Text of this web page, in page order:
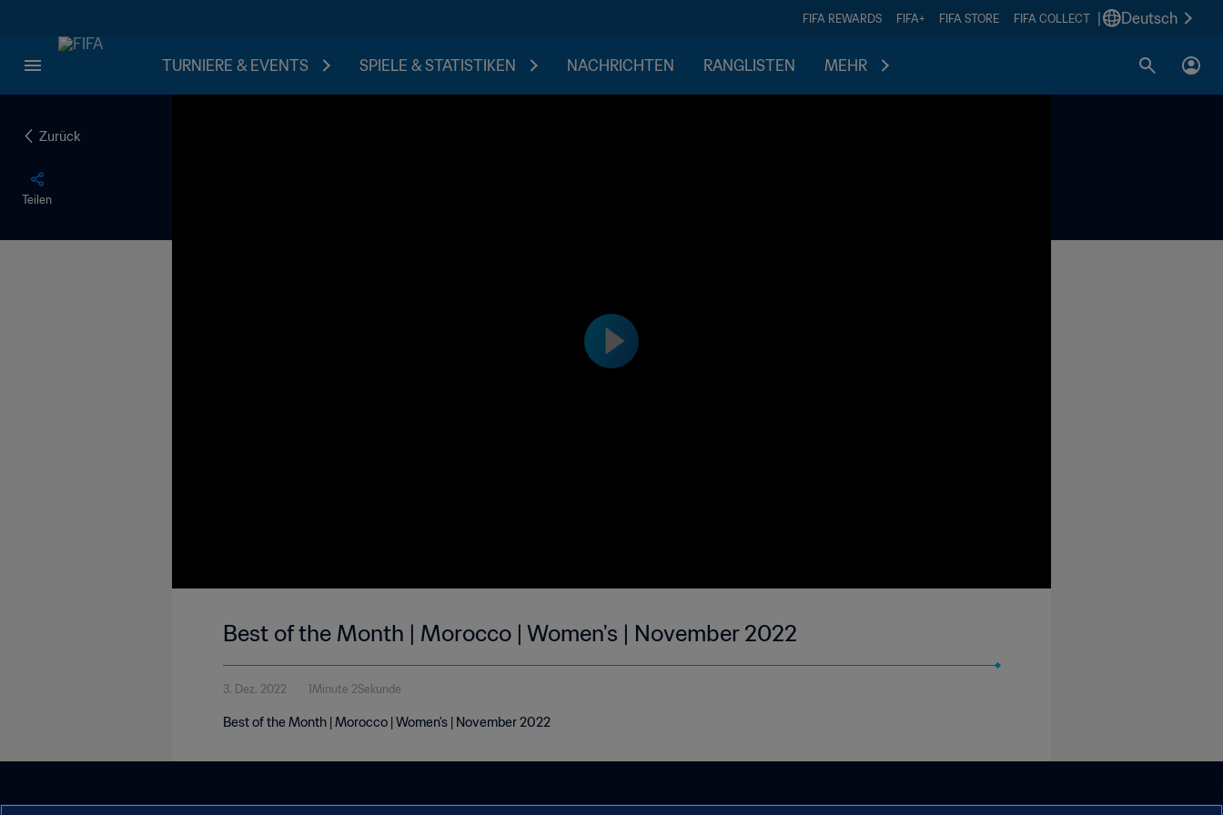
FIFA REWARDS FIFA+ FIFA STORE FIFA COLLECT Deutsch
TURNIERE & EVENTS SPIELE & STATISTIKEN NACHRICHTEN RANGLISTEN MEHR
Zurück
Teilen
Best of the Month | Morocco | Women's | November 2022
3. Dez. 2022 1Minute 2Sekunde
Best of the Month | Morocco | Women's | November 2022